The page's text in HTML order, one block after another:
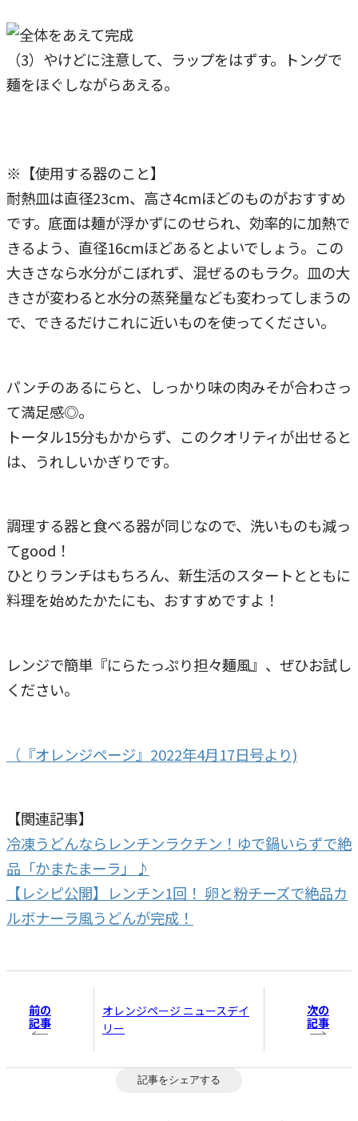
（3）やけどに注意して、ラップをはずす。トングで
麺をほぐしながらあえる。
※【使用する器のこと】
耐熱皿は直径23cm、高さ4cmほどのものがおすすめ
です。底面は麺が浮かずにのせられ、効率的に加熱で
きるよう、直径16cmほどあるとよいでしょう。この
大きさなら水分がこぼれず、混ぜるのもラク。皿の大
きさが変わると水分の蒸発量なども変わってしまうの
で、できるだけこれに近いものを使ってください。
パンチのあるにらと、しっかり味の肉みそが合わさっ
て満足感◎。
トータル15分もかからず、このクオリティが出せると
は、うれしいかぎりです。
調理する器と食べる器が同じなので、洗いものも減っ
てgood！
ひとりランチはもちろん、新生活のスタートとともに
料理を始めたかたにも、おすすめですよ！
レンジで簡単『にらたっぷり担々麺風』、ぜひお試し
ください。
（『オレンジページ』2022年4月17日号より)
【関連記事】
冷凍うどんならレンチンラクチン！ゆで鍋いらずで絶
品「かまたまーラ」♪
【レシピ公開】レンチン1回！ 卵と粉チーズで絶品カ
ルボナーラ風うどんが完成！
前の
記事
オレンジページ ニュースデイ
リー
次の
記事
記事をシェアする